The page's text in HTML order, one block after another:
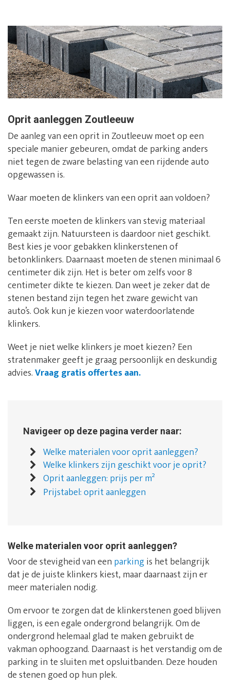
Oprit aanleggen Zoutleeuw
De aanleg van een oprit in Zoutleeuw moet op een
speciale manier gebeuren, omdat de parking anders
niet tegen de zware belasting van een rijdende auto
opgewassen is.
Waar moeten de klinkers van een oprit aan voldoen?
Ten eerste moeten de klinkers van stevig materiaal
gemaakt zijn. Natuursteen is daardoor niet geschikt.
Best kies je voor gebakken klinkerstenen of
betonklinkers. Daarnaast moeten de stenen minimaal 6
centimeter dik zijn. Het is beter om zelfs voor 8
centimeter dikte te kiezen. Dan weet je zeker dat de
stenen bestand zijn tegen het zware gewicht van
auto’s. Ook kun je kiezen voor waterdoorlatende
klinkers.
Weet je niet welke klinkers je moet kiezen? Een
stratenmaker geeft je graag persoonlijk en deskundig
advies.Vraag gratis offertes aan.
Navigeer op deze pagina verder naar:
Welke materialen voor oprit aanleggen?
Welke klinkers zijn geschikt voor je oprit?
Oprit aanleggen: prijs per m²
Prijstabel: oprit aanleggen
Welke materialen voor oprit aanleggen?
Voor de stevigheid van een parkingis het belangrijk
dat je de juiste klinkers kiest, maar daarnaast zijn er
meer materialen nodig.
Om ervoor te zorgen dat de klinkerstenen goed blijven
liggen, is een egale ondergrond belangrijk. Om de
ondergrond helemaal glad te maken gebruikt de
vakman ophoogzand. Daarnaast is het verstandig om de
parking in te sluiten met opsluitbanden. Deze houden
de stenen goed op hun plek.